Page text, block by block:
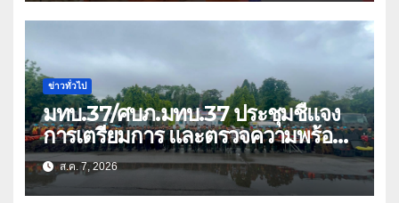
ข่าวทั่วไป
มทบ.37/ศบภ.มทบ.37 ประชุมชี้แจง
การเตรียมการ และตรวจความพร้อม
ด้านการบรรเทาสาธารณภัย
ส.ค. 7, 2026